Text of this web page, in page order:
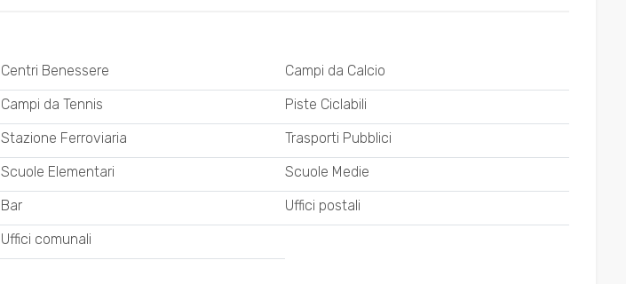
Centri Benessere
Campi da Calcio
Campi da Tennis
Piste Ciclabili
Stazione Ferroviaria
Trasporti Pubblici
Scuole Elementari
Scuole Medie
Bar
Uffici postali
Uffici comunali